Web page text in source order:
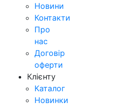
Новини
Контакти
Про
нас
Договір
оферти
Клієнту
Каталог
Новинки